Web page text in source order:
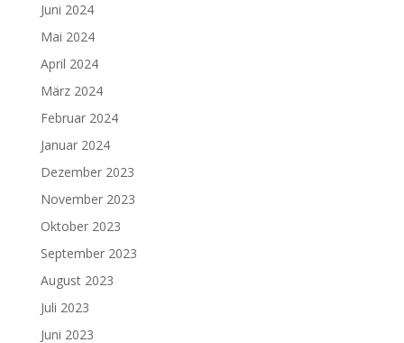
Juni 2024
Mai 2024
April 2024
März 2024
Februar 2024
Januar 2024
Dezember 2023
November 2023
Oktober 2023
September 2023
August 2023
Juli 2023
Juni 2023